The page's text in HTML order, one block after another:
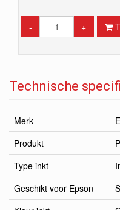
- +
Technische
Merk
Produkt
Type inkt
Geschikt voor Epson